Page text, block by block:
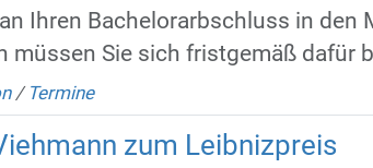
Ihren Bachelorarbschluss in den
müssen Sie sich fristgemäß dafür
/ Termine
zum Leibnizpreis